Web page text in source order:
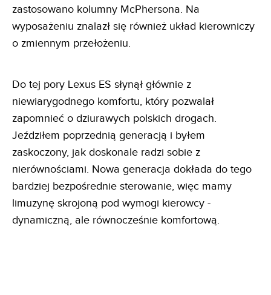
zastosowano kolumny McPhersona. Na
wyposażeniu znalazł się również układ kierowniczy
o zmiennym przełożeniu.
Do tej pory Lexus ES słynął głównie z
niewiarygodnego komfortu, który pozwalał
zapomnieć o dziurawych polskich drogach.
Jeździłem poprzednią generacją i byłem
zaskoczony, jak doskonale radzi sobie z
nierównościami. Nowa generacja dokłada do tego
bardziej bezpośrednie sterowanie, więc mamy
limuzynę skrojoną pod wymogi kierowcy -
dynamiczną, ale równocześnie komfortową.